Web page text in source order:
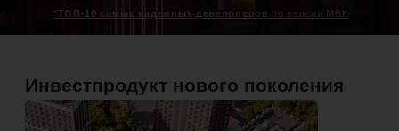
«Варшавские ворота» — это первый в Москве